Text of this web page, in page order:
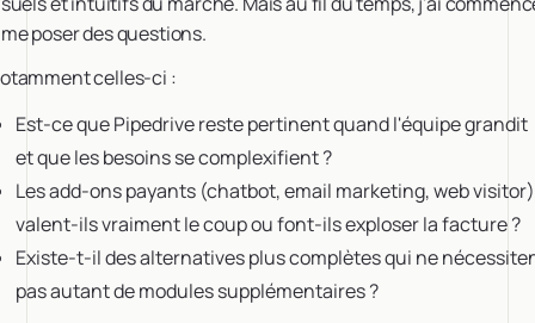
poser des questions.
celles-ci :
Est-ce que Pipedrive reste pertinent quand l'équipe grandit
et que les besoins se complexifient ?
Les add-ons payants (chatbot, email marketing, web visitor)
valent-ils vraiment le coup ou font-ils exploser la facture ?
Existe-t-il des alternatives plus complètes qui ne
pas autant de modules supplémentaires ?